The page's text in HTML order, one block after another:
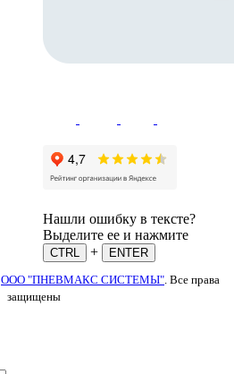
Нашли ошибку в тексте?
Выделите ее и нажмите
CTRL +
ENTER
ООО "ПНЕВМАКС СИСТЕМЫ". Все права
защищены